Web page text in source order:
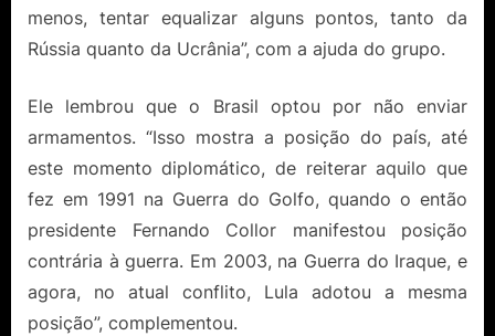
menos, tentar equalizar alguns pontos, tanto da
Rússia quanto da Ucrânia”, com a ajuda do grupo.
Ele lembrou que o Brasil optou por não enviar
armamentos. “Isso mostra a posição do país, até
este momento diplomático, de reiterar aquilo que
fez em 1991 na Guerra do Golfo, quando o então
presidente Fernando Collor manifestou posição
contrária à guerra. Em 2003, na Guerra do Iraque, e
agora, no atual conflito, Lula adotou a mesma
posição”, complementou.